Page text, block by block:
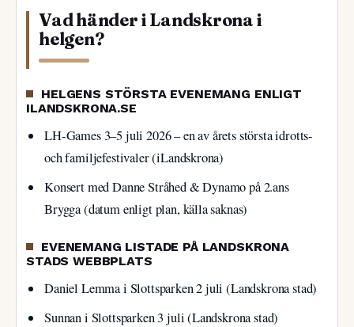
Vad händer i Landskrona i
helgen?
HELGENS STÖRSTA EVENEMANG ENLIGT
ILANDSKRONA.SE
LH-Games 3–5 juli 2026 – en av årets största idrotts-
och familjefestivaler (iLandskrona)
Konsert med Danne Stråhed & Dynamo på 2.ans
Brygga (datum enligt plan, källa saknas)
EVENEMANG LISTADE PÅ LANDSKRONA
STADS WEBBPLATS
Daniel Lemma i Slottsparken 2 juli (Landskrona stad)
Sunnan i Slottsparken 3 juli (Landskrona stad)